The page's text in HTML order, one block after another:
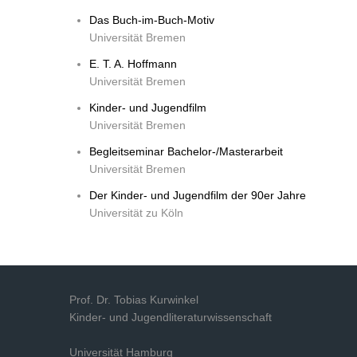
Das Buch-im-Buch-Motiv
Universität Bremen
E. T. A. Hoffmann
Universität Bremen
Kinder- und Jugendfilm
Universität Bremen
Begleitseminar Bachelor-/Masterarbeit
Universität Bremen
Der Kinder- und Jugendfilm der 90er Jahre
Universität zu Köln
Prof. Dr. Tobias Kurwinkel
Kinder- und Jugendliteraturwissenschaft
Universität Hamburg